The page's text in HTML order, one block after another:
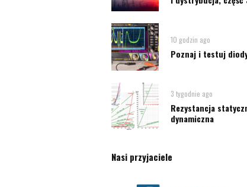
10 godzin ago
Poznaj i testuj
3 tygodnie ago
Rezystancja
dynamiczna
Nasi przyjaciele